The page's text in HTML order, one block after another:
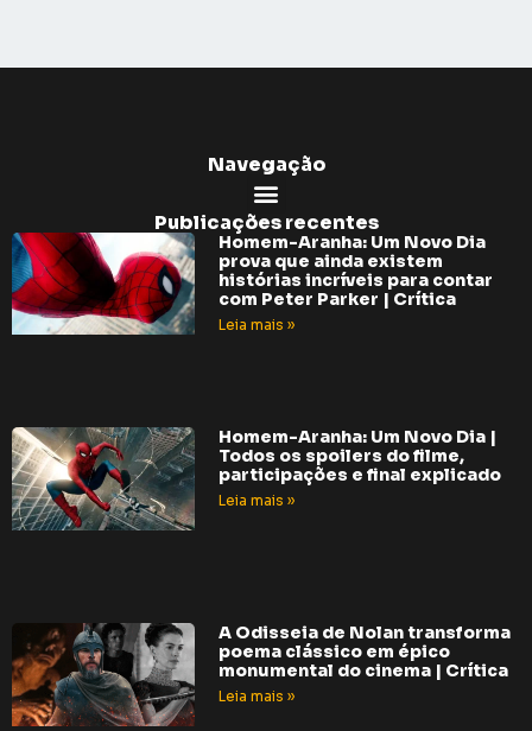
Navegação
Publicações recentes
Homem-Aranha: Um Novo Dia
prova que ainda existem
histórias incríveis para contar
com Peter Parker | Crítica
Leia mais »
Homem-Aranha: Um Novo Dia |
Todos os spoilers do filme,
participações e final explicado
Leia mais »
A Odisseia de Nolan transforma
poema clássico em épico
monumental do cinema | Crítica
Leia mais »